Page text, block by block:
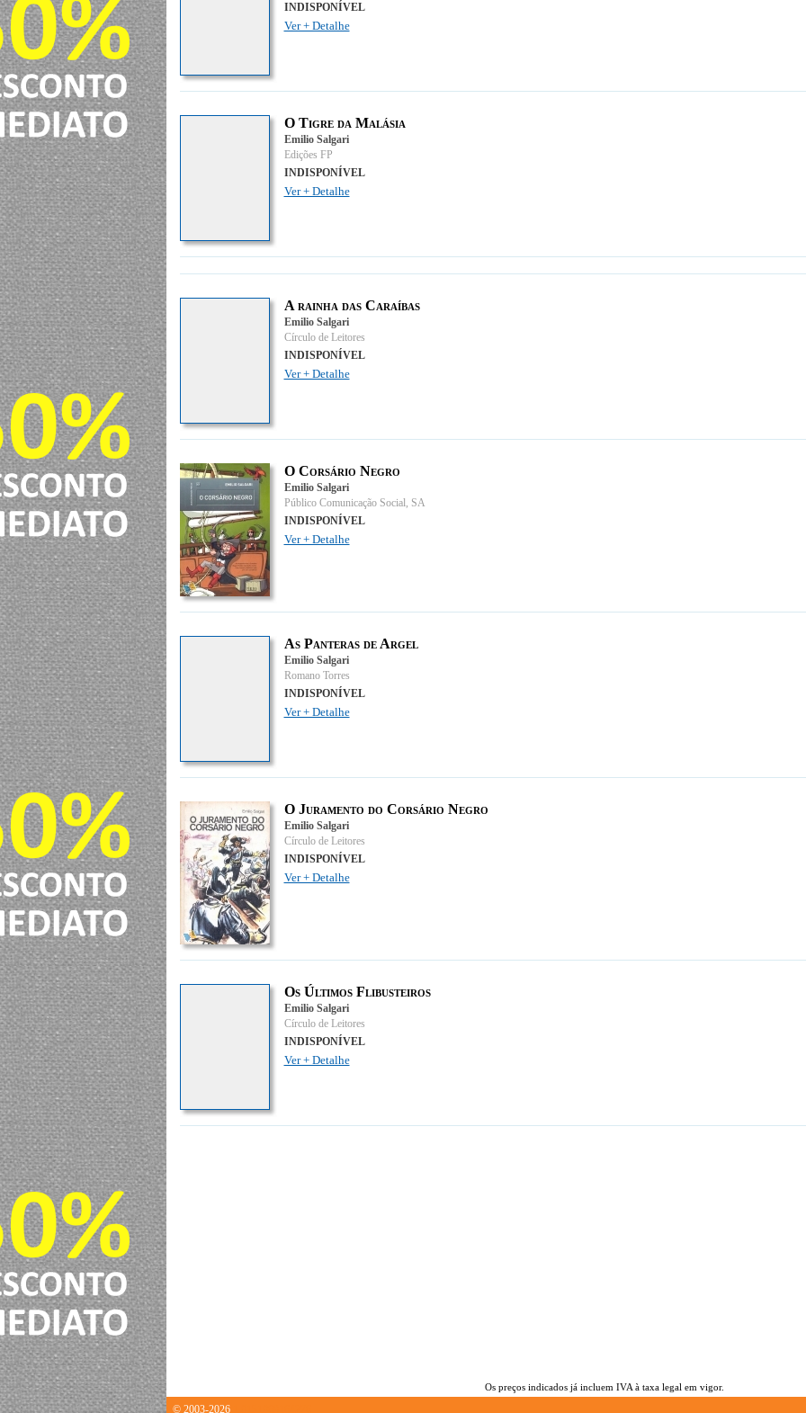
INDISPONÍVEL
Ver + Detalhe
O Tigre da Malásia
Emilio Salgari
Edições FP
INDISPONÍVEL
Ver + Detalhe
A rainha das Caraíbas
Emilio Salgari
Círculo de Leitores
INDISPONÍVEL
Ver + Detalhe
O Corsário Negro
Emilio Salgari
Público Comunicação Social, SA
INDISPONÍVEL
Ver + Detalhe
As Panteras de Argel
Emilio Salgari
Romano Torres
INDISPONÍVEL
Ver + Detalhe
O Juramento do Corsário Negro
Emilio Salgari
Círculo de Leitores
INDISPONÍVEL
Ver + Detalhe
Os Últimos Flibusteiros
Emilio Salgari
Círculo de Leitores
INDISPONÍVEL
Ver + Detalhe
Os preços indicados já incluem IVA à taxa legal em vigor.
© 2003-2026